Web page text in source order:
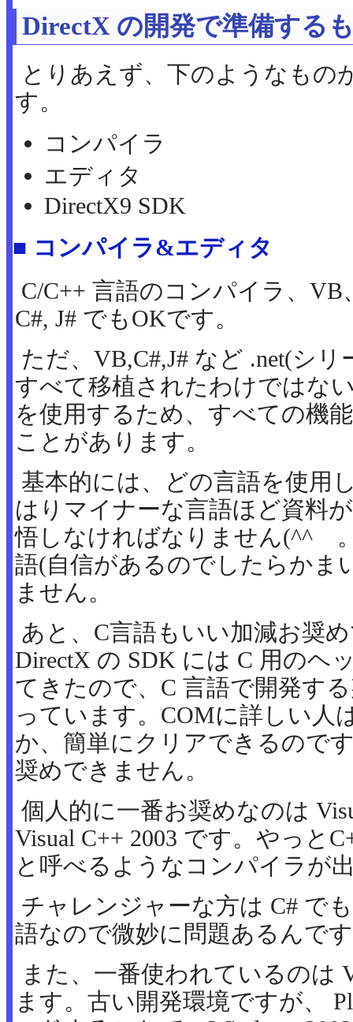
DirectX の開発で準備する
とりあえず、下のようなもの
す。
コンパイラ
エディタ
DirectX9 SDK
■ コンパイラ&エディタ
C/C++ 言語のコンパイラ、VB
C#, J# でもOKです。
ただ、VB,C#,J# など .net(シ
すべて移植されたわけではな
を使用するため、すべての機
ことがあります。
基本的には、どの言語を使用
はりマイナーな言語ほど資料
悟しなければなりません(^^ゞ
語(自信があるのでしたらかま
ません。
あと、C言語もいい加減お奨
DirectX の SDK には C 用のヘ
てきたので、C 言語で開発す
っています。COMに詳しい人
か、簡単にクリアできるので
奨めできません。
個人的に一番お奨めなのは
Visual C++ 2003 です。やっと
と呼べるようなコンパイラが
チャレンジャーな方は C# で
語なので微妙に問題あるんで
また、一番使われているのは
ます。古い開発環境ですが、